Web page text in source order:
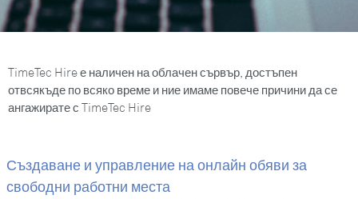
TimeTec Hire е наличен на облачен сървър, достъпен
отвсякъде по всяко време и ние имаме повече причини да се
ангажирате с TimeTec Hire
Създаване и управление на онлайн обяви за
свободни работни места